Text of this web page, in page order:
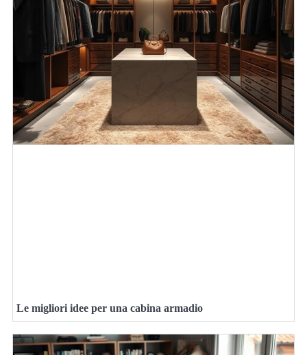
Le migliori idee per una cabina armadio